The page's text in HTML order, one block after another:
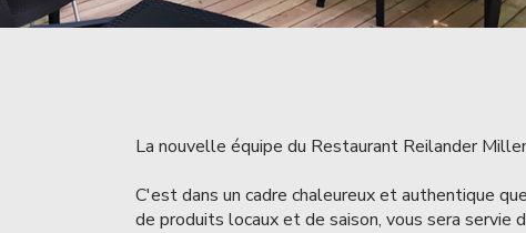
La nouvelle équipe du Restaurant Reilander
C'est dans un cadre chaleureux et authentique
de produits locaux et de saison, vous sera servie